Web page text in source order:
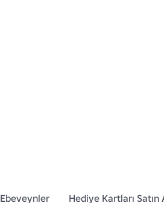
Ebeveynler Hediye Kartları Satın